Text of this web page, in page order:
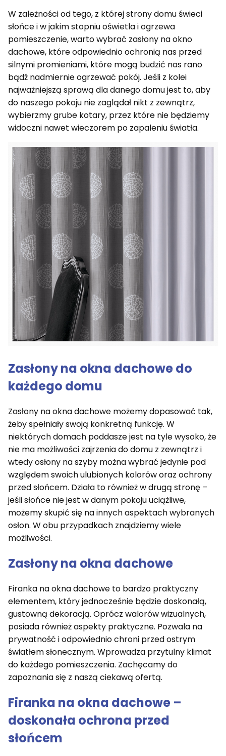
W zależności od tego, z której strony domu świeci
słońce i w jakim stopniu oświetla i ogrzewa
pomieszczenie, warto wybrać zasłony na okno
dachowe, które odpowiednio ochronią nas przed
silnymi promieniami, które mogą budzić nas rano
bądź nadmiernie ogrzewać pokój. Jeśli z kolei
najważniejszą sprawą dla danego domu jest to, aby
do naszego pokoju nie zaglądał nikt z zewnątrz,
wybierzmy grube kotary, przez które nie będziemy
widoczni nawet wieczorem po zapaleniu światła.
Zasłony na okna dachowe do
każdego domu
Zasłony na okna dachowe możemy dopasować tak,
żeby spełniały swoją konkretną funkcję. W
niektórych domach poddasze jest na tyle wysoko, że
nie ma możliwości zajrzenia do domu z zewnątrz i
wtedy osłony na szyby można wybrać jedynie pod
względem swoich ulubionych kolorów oraz ochrony
przed słońcem. Działa to również w drugą stronę –
jeśli słońce nie jest w danym pokoju uciążliwe,
możemy skupić się na innych aspektach wybranych
osłon. W obu przypadkach znajdziemy wiele
możliwości.
Zasłony na okna dachowe
Firanka na okna dachowe to bardzo praktyczny
elementem, który jednocześnie będzie doskonałą,
gustowną dekoracją. Oprócz walorów wizualnych,
posiada również aspekty praktyczne. Pozwala na
prywatność i odpowiednio chroni przed ostrym
światłem słonecznym. Wprowadza przytulny klimat
do każdego pomieszczenia. Zachęcamy do
zapoznania się z naszą ciekawą ofertą.
Firanka na okna dachowe –
doskonała ochrona przed
słońcem